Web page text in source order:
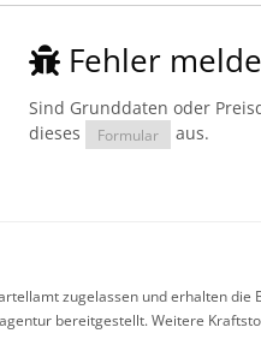
Fehler
Sind Grunddaten oder
dieses
Formular aus.
zugelassen und erhalten die
bereitgestellt. Weitere